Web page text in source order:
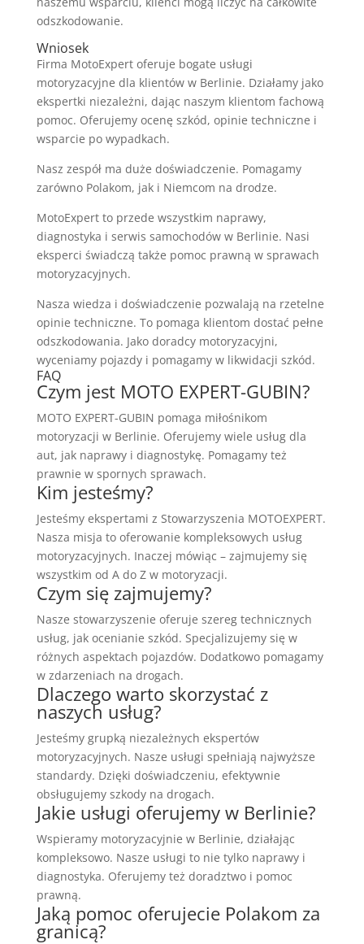
odszkodowanie.
Wniosek
Firma MotoExpert oferuje bogate usługi
motoryzacyjne dla klientów w Berlinie. Działamy jako
ekspertki niezależni, dając naszym klientom fachową
pomoc. Oferujemy ocenę szkód, opinie techniczne i
wsparcie po wypadkach.
Nasz zespół ma duże doświadczenie. Pomagamy
zarówno Polakom, jak i Niemcom na drodze.
MotoExpert to przede wszystkim naprawy,
diagnostyka i serwis samochodów w Berlinie. Nasi
eksperci świadczą także pomoc prawną w sprawach
motoryzacyjnych.
Nasza wiedza i doświadczenie pozwalają na rzetelne
opinie techniczne. To pomaga klientom dostać pełne
odszkodowania. Jako doradcy motoryzacyjni,
wyceniamy pojazdy i pomagamy w likwidacji szkód.
FAQ
Czym jest MOTO EXPERT-GUBIN?
MOTO EXPERT-GUBIN pomaga miłośnikom
motoryzacji w Berlinie. Oferujemy wiele usług dla
aut, jak naprawy i diagnostykę. Pomagamy też
prawnie w spornych sprawach.
Kim jesteśmy?
Jesteśmy ekspertami z Stowarzyszenia MOTOEXPERT.
Nasza misja to oferowanie kompleksowych usług
motoryzacyjnych. Inaczej mówiąc – zajmujemy się
wszystkim od A do Z w motoryzacji.
Czym się zajmujemy?
Nasze stowarzyszenie oferuje szereg technicznych
usług, jak ocenianie szkód. Specjalizujemy się w
różnych aspektach pojazdów. Dodatkowo pomagamy
w zdarzeniach na drogach.
Dlaczego warto skorzystać z
naszych usług?
Jesteśmy grupką niezależnych ekspertów
motoryzacyjnych. Nasze usługi spełniają najwyższe
standardy. Dzięki doświadczeniu, efektywnie
obsługujemy szkody na drogach.
Jakie usługi oferujemy w Berlinie?
Wspieramy motoryzacyjnie w Berlinie, działając
kompleksowo. Nasze usługi to nie tylko naprawy i
diagnostyka. Oferujemy też doradztwo i pomoc
prawną.
Jaką pomoc oferujecie Polakom za
granicą?